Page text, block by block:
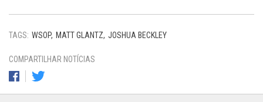
TAGS: WSOP MATT GLANTZ JOSHUA BECKLEY
COMPARTILHAR NOTÍCIAS